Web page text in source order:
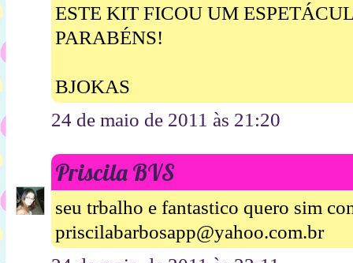
ESTE KIT FICOU UM
PARABÉNS!
BJOKAS
24 de maio de 2011 às 21:20
Priscila BVS
seu trbalho e fantastico quero sim
priscilabarbosapp@yahoo.com.br